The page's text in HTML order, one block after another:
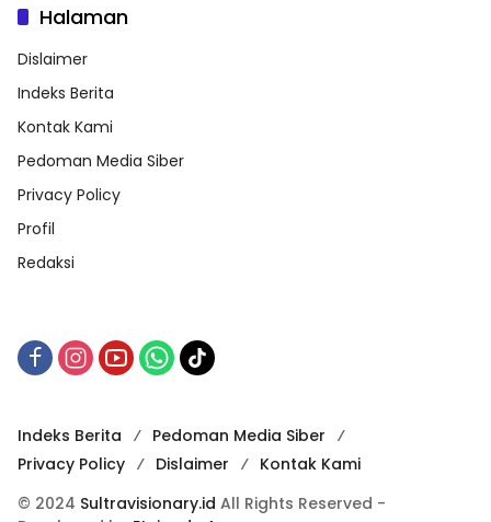
Halaman
Dislaimer
Indeks Berita
Kontak Kami
Pedoman Media Siber
Privacy Policy
Profil
Redaksi
Indeks Berita
Pedoman Media Siber
Privacy Policy
Dislaimer
Kontak Kami
© 2024 Sultravisionary.id All Rights Reserved -